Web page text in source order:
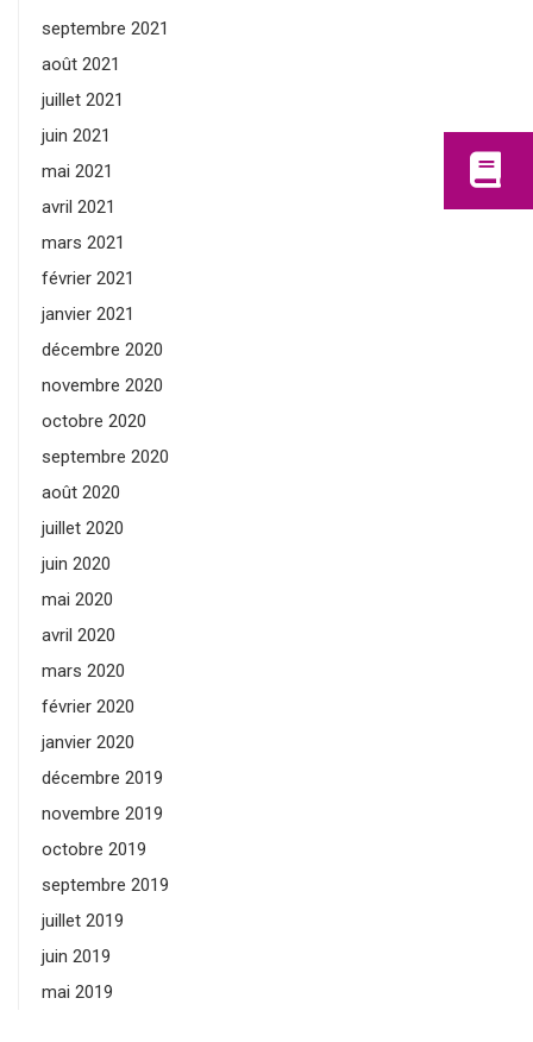
septembre 2021
août 2021
juillet 2021
juin 2021
mai 2021
avril 2021
mars 2021
février 2021
janvier 2021
décembre 2020
novembre 2020
octobre 2020
septembre 2020
août 2020
juillet 2020
juin 2020
mai 2020
avril 2020
mars 2020
février 2020
janvier 2020
décembre 2019
novembre 2019
octobre 2019
septembre 2019
juillet 2019
juin 2019
mai 2019